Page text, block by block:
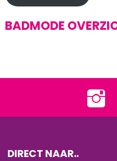
BADMODE
DIRECT NAAR..